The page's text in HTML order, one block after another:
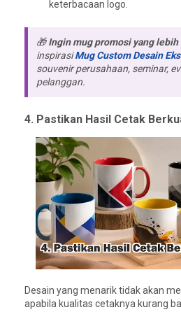
keterbacaan logo.
🎁Ingin mug promosi yang lebih
inspirasiMug Custom Desain
souvenir perusahaan, seminar,
pelanggan.
4. Pastikan Hasil Cetak
Desain yang menarik tidak akan
apabila kualitas cetaknya kurang